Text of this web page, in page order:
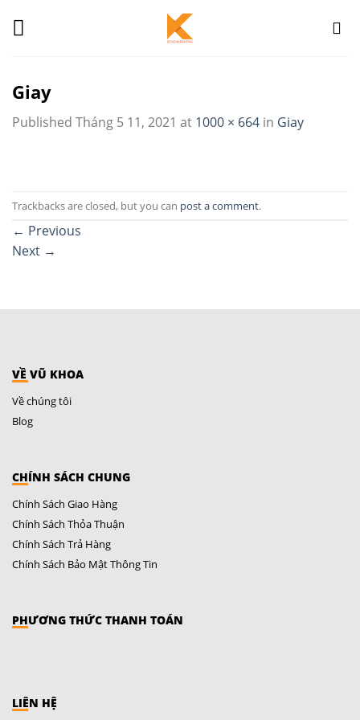
Giay
Published Tháng 5 11, 2021 at 1000 × 664 in Giay
Trackbacks are closed, but you can post a comment.
← Previous
Next →
VỀ VŨ KHOA
Về chúng tôi
Blog
CHÍNH SÁCH CHUNG
Chính Sách Giao Hàng
Chính Sách Thỏa Thuận
Chính Sách Trả Hàng
Chính Sách Bảo Mật Thông Tin
PHƯƠNG THỨC THANH TOÁN
LIÊN HỆ